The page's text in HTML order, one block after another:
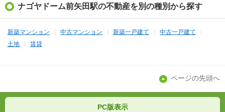
ナゴヤドーム前矢田駅の不動産を別の種別から探す
新築マンション 中古マンション 新築一戸建て
中古一戸建て
土地
賃貸
ページの先頭へ
PC版表示